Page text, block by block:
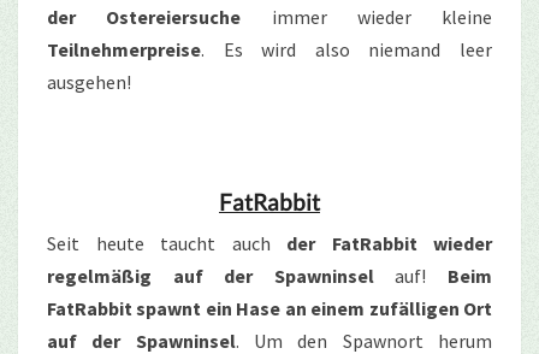
der Ostereiersuche immer wieder kleine
Teilnehmerpreise. Es wird also niemand leer
ausgehen!
FatRabbit
Seit heute taucht auch der FatRabbit wieder
regelmäßig auf der Spawninselauf! Beim
FatRabbit spawnt ein Hase an einem zufälligen Ort
auf der Spawninsel. Um den Spawnort herum